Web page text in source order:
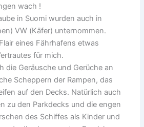
wach !
in Suomi wurden auch in
VW (Käfer) unternommen.
eines Fährhafens etwas
für mich.
die Geräusche und Gerüche an
Scheppern der Rampen, das
auf den Decks. Natürlich auch
zu den Parkdecks und die engen
des Schiffes als Kinder und